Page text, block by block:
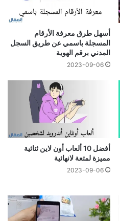
أسهل طرق معرفة الأرقام
المسجلة باسمي عن طريق السجل
المدني برقم الهوية
2023-09-06
أفضل 10 ألعاب أون لاين ثنائية
مميزة لمتعة لانهائية
2023-09-06